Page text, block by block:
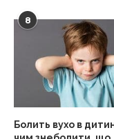
8
Болить вухо в